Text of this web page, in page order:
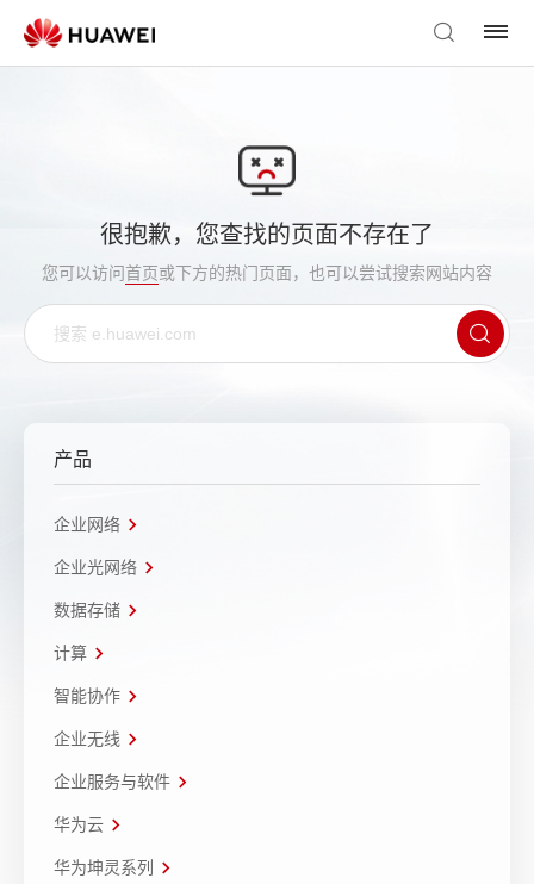
很抱歉，您查找的页面不存在了
您可以访问首页或下方的热门页面，也可以尝试搜索网站内容
产品
企业网络
企业光网络
数据存储
计算
智能协作
企业无线
企业服务与软件
华为云
华为坤灵系列